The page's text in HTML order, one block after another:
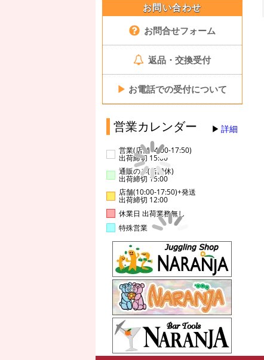
お問い合わせ
お問合せフォーム
返品・交換受付
▶ お電話での受付について
営業カレンダー 詳細
営業(店舗14:00-17:50)
出荷締切 15:00
通販のみ(店舗休)
出荷締切 15:00
店舗(10:00-17:50)+発送
出荷締切 12:00
休業日 出荷業務無し
特殊営業